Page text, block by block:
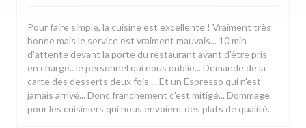
Pour faire simple, la cuisine est excellente ! Vraiment très
bonne mais le service est vraiment mauvais... 10 min
d'attente devant la porte du restaurant avant d'être pris
en charge.. le personnel qui nous oublie... Demande de la
carte des desserts deux fois ... Et un Espresso qui n'est
jamais arrivé... Donc franchement c'est mitigé... Dommage
pour les cuisiniers qui nous envoient des plats de qualité.